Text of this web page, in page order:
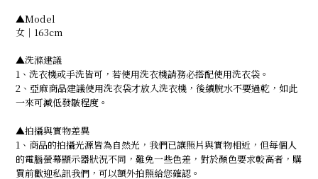
▲Model
女｜163cm
▲洗滌建議
1、洗衣機或手洗皆可，若使用洗衣機請務必搭配使用洗衣袋。
2、亞麻商品建議使用洗衣袋才放入洗衣機，後續脫水不要過乾，如此
一來可減低發皺程度。
▲拍攝與實物差異
1、商品的拍攝光源皆為自然光，我們已讓照片與實物相近，但每個人
的電腦螢幕顯示器狀況不同，難免一些色差，對於顏色要求較高者，購
買前歡迎私訊我們，可以額外拍照給您確認。